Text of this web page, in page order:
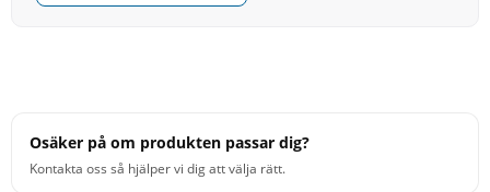
Osäker på om produkten passar dig?
Kontakta oss så hjälper vi dig att välja rätt.